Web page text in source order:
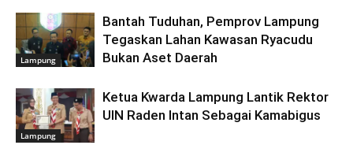
Lampung
Bantah Tuduhan, Pemprov Lampung
Tegaskan Lahan Kawasan Ryacudu
Bukan Aset Daerah
Lampung
Ketua Kwarda Lampung Lantik Rektor
UIN Raden Intan Sebagai Kamabigus